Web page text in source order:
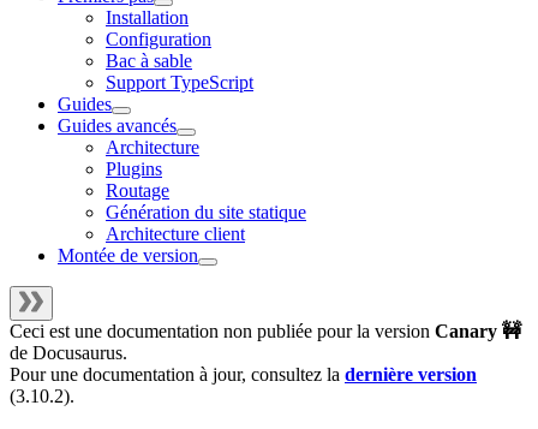
Installation
Configuration
Bac à sable
Support TypeScript
Guides
Guides avancés
Architecture
Plugins
Routage
Génération du site statique
Architecture client
Montée de version
Ceci est une documentation non publiée pour la version Canary 🚧
de Docusaurus.
Pour une documentation à jour, consultez la dernière version
(3.10.2).